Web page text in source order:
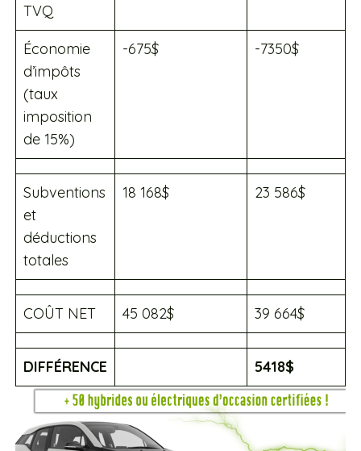
TVQ
Économie
d’impôts
(taux
imposition
de 15%)
-675$ -7350$
Subventions
et
déductions
totales
18 168$ 23 586$
COÛT NET 45 082$ 39 664$
DIFFÉRENCE 5418$